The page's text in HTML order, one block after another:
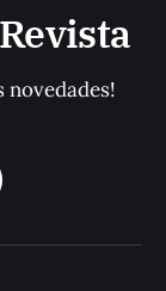
novedades!